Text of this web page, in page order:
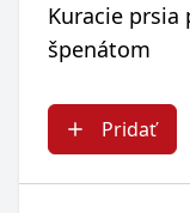
Kuracie prsia
špenátom
Pridať